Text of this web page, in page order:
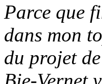
Parce que
dans mon
du projet